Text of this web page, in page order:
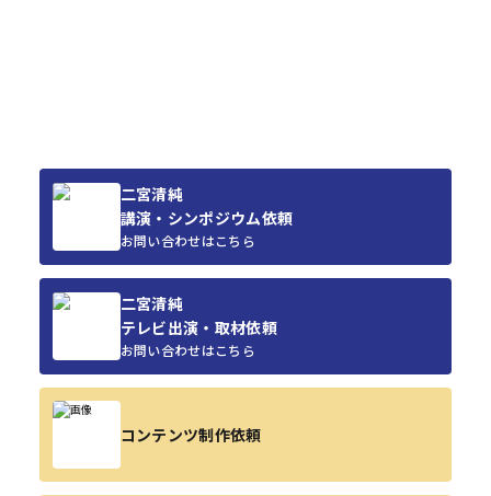
二宮清純
講演・シンポジウム依頼
お問い合わせはこちら
二宮清純
テレビ出演・取材依頼
お問い合わせはこちら
コンテンツ制作依頼